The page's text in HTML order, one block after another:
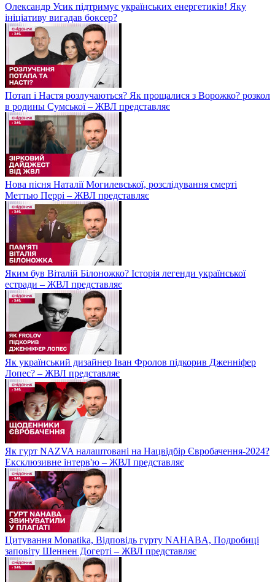
Олександр Усик підтримує українських енергетиків! Яку
ініціативу вигадав боксер?
Потап і Настя розлучаються? Як прощалися з Ворожко? розкол
в родины Сумської – ЖВЛ представляє
Нова пісня Наталії Могилевської, розслідування смерті
Меттью Перрі – ЖВЛ представляє
Яким був Віталій Білоножко? Історія легенди української
естради – ЖВЛ представляє
Як український дизайнер Іван Фролов підкорив Дженніфер
Лопес? – ЖВЛ представляє
Як гурт NAZVA налаштовані на Нацвідбір Євробачення-2024?
Ексклюзивне інтерв'ю – ЖВЛ представляє
Цитування Monatikа, Відповідь гурту NAHABA, Подробиці
заповіту Шеннен Догерті – ЖВЛ представляє